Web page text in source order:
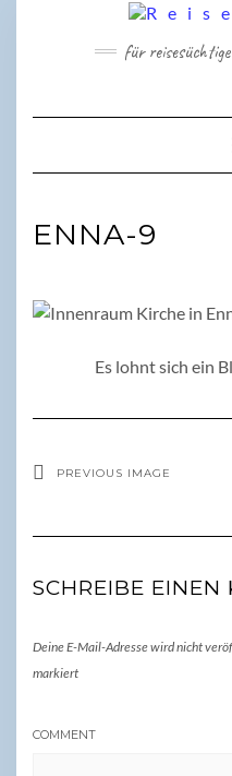
für
ENNA-9
Es lohnt sich ein
PREVIOUS IMAGE
SCHREIBE EINEN
Deine E-Mail-Adresse wird nicht
markiert
COMMENT